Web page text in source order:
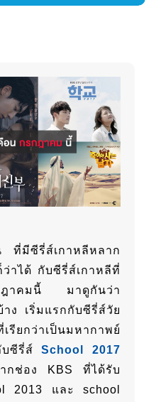
ที่มีซีรี่ส์เกาหลีหลาก
าได้ กับซีรี่ส์เกาหลีที่
กฎาคมนี้ มาดูกันว่า
าง เริ่มแรกกับซีรี่ส์วัย
รียกว่าเป็นมหากาพย์
บซีรี่ส์School 2017
กช่อง KBS ที่ได้รับ
2013 และ school